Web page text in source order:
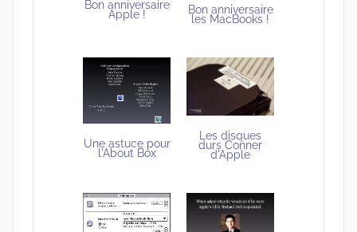
Bon anniversaire
Apple ! Bon anniversaire
les MacBooks !
Une astuce pour
l'About Box
Les disques
durs Conner
d'Apple